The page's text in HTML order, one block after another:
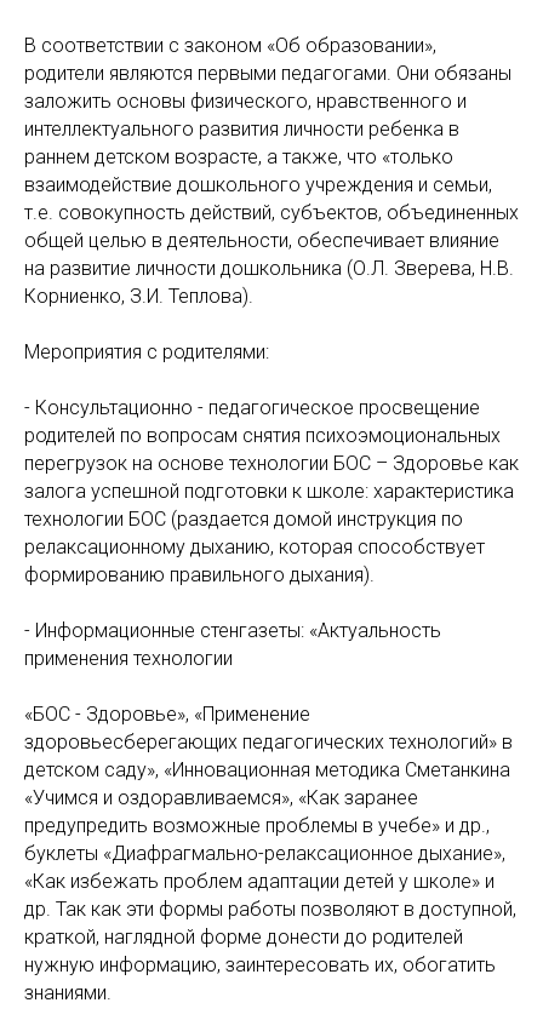
В соответствии с законом «Об образовании»,
родители являются первыми педагогами. Они обязаны
заложить основы физического, нравственного и
интеллектуального развития личности ребенка в
раннем детском возрасте, а также, что «только
взаимодействие дошкольного учреждения и семьи,
т.е. совокупность действий, субъектов, объединенных
общей целью в деятельности, обеспечивает влияние
на развитие личности дошкольника (О.Л. Зверева, Н.В.
Корниенко, З.И. Теплова).
Мероприятия с родителями:
- Консультационно - педагогическое просвещение
родителей по вопросам снятия психоэмоциональных
перегрузок на основе технологии БОС – Здоровье как
залога успешной подготовки к школе: характеристика
технологии БОС (раздается домой инструкция по
релаксационному дыханию, которая способствует
формированию правильного дыхания).
- Информационные стенгазеты: «Актуальность
применения технологии
«БОС - Здоровье», «Применение
здоровьесберегающих педагогических технологий» в
детском саду», «Инновационная методика Сметанкина
«Учимся и оздоравливаемся», «Как заранее
предупредить возможные проблемы в учебе» и др.,
буклеты «Диафрагмально-релаксационное дыхание»,
«Как избежать проблем адаптации детей у школе» и
др. Так как эти формы работы позволяют в доступной,
краткой, наглядной форме донести до родителей
нужную информацию, заинтересовать их, обогатить
знаниями.